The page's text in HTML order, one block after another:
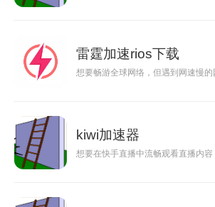
雷霆加速rios下载
想要畅游全球网络，但遇到网速慢
kiwi加速器
想要在快手直播中流畅观看直播内